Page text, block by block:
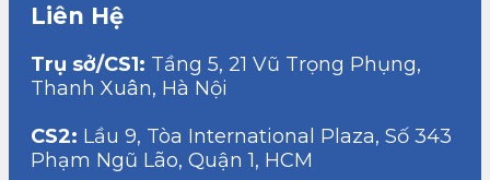
Liên Hệ
Trụ sở/CS1: Tầng 5, 21 Vũ Trọng Phụng,
Thanh Xuân, Hà Nội
CS2: Lầu 9, Tòa International Plaza, Số 343
Phạm Ngũ Lão, Quận 1, HCM